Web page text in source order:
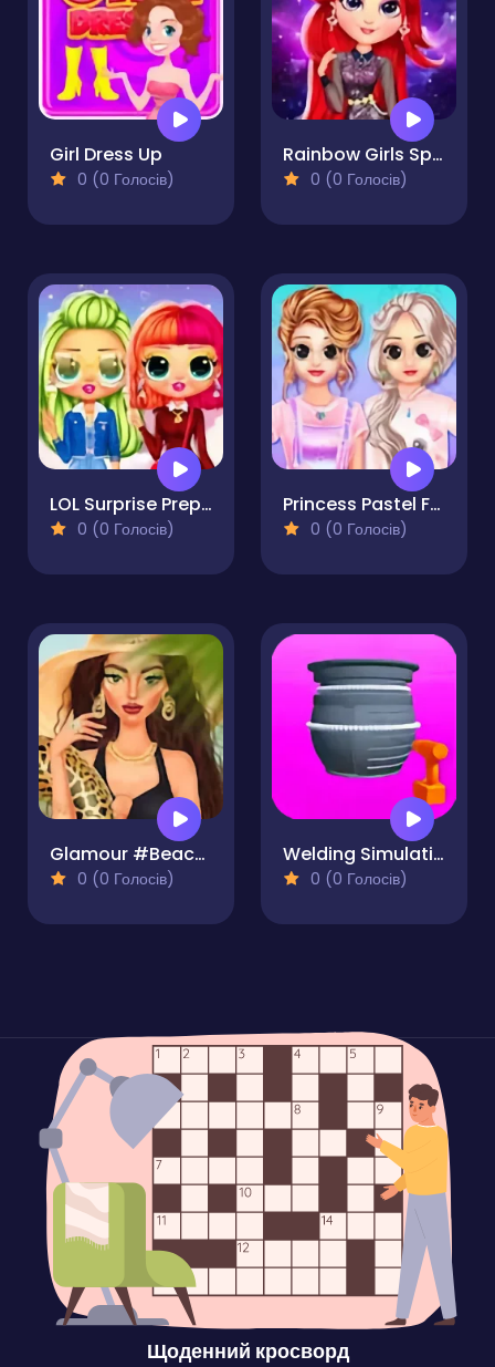
Girl Dress Up
0 (0 Голосів)
Rainbow Girls Space Core Aesthetic
0 (0 Голосів)
LOL Surprise Preppy Fashion
0 (0 Голосів)
Princess Pastel Fashion
0 (0 Голосів)
Glamour #BeachLife
0 (0 Голосів)
Welding Simulation
0 (0 Голосів)
Щоденний кросворд